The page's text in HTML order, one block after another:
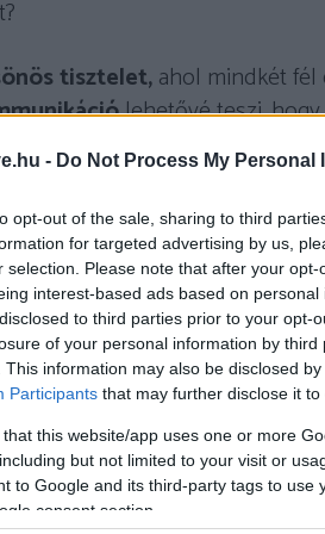
- Do Not Process My Personal
opt-out of the sale, sharing to third
for targeted advertising by us,
selection. Please note that after your
interest-based ads based on
to third parties prior to your opt-
of your personal information by third
This information may also be disclosed
Participants that may further disclose it to
that this website/app uses one or more
but not limited to your visit or
to Google and its third-party tags to use
consent section.
tisztelet,ahol mindkét fél
lehetővé teszi,
miközben támogatják
Abizalom
megőrzik függetlenségüket.
ki értékeket és célokat,
és tiszteletben tartják
és a kihívásokhoz
az autonóm kapcsolat
, így mindkét fél jólléte és